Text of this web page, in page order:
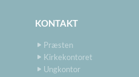
KONTAKT
Præsten
Kirkekontoret
Ungkontor